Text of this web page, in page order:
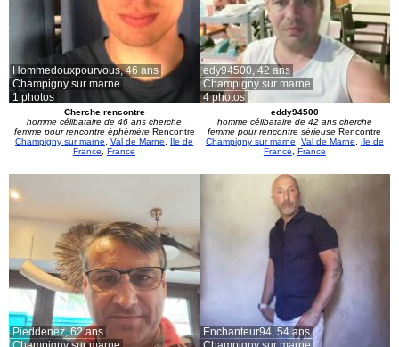
Hommedouxpourvous,46 ans
Champigny sur marne
1 photos
Cherche rencontre
homme célibataire de 46 ans cherche
femme pour rencontre éphémère Rencontre
Champigny sur marne,Val de Marne, Ile de
France,France
edy94500, 42 ans
Champigny sur marne
4 photos
eddy94500
homme célibataire de 42 ans cherche
femme pour rencontre sérieuse Rencontre
Champigny sur marne, Val de Marne, Ile de
France, France
Pieddenez,62 ans
Enchanteur94, 54 ans